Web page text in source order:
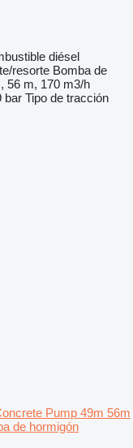
diésel
resorte Bomba de
56 m, 170 m3/h
bar Tipo de tracción
Pump 49m 56m
de hormigón